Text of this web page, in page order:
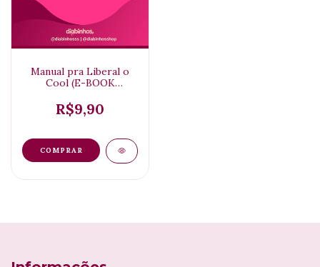
Manual pra Liberal o
Cool (E-BOOK
R$9,90